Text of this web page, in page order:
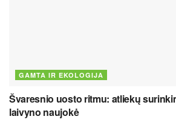
GAMTA IR EKOLOGIJA
Švaresnio uosto ritmu: atliekų
laivyno naujokė